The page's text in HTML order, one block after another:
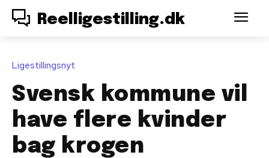
Reelligestilling.dk
Ligestillingsnyt
Svensk kommune vil
have flere kvinder
bag krogen